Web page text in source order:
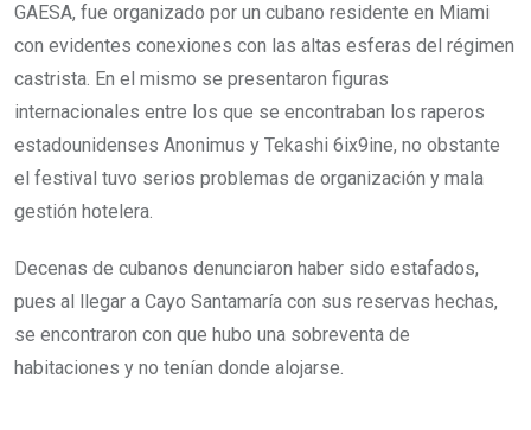
GAESA, fue organizado por un cubano residente en Miami
con evidentes conexiones con las altas esferas del régimen
castrista. En el mismo se presentaron figuras
internacionales entre los que se encontraban los raperos
estadounidenses Anonimus y Tekashi 6ix9ine, no obstante
el festival tuvo serios problemas de organización y mala
gestión hotelera.
Decenas de cubanos denunciaron haber sido estafados,
pues al llegar a Cayo Santamaría con sus reservas hechas,
se encontraron con que hubo una sobreventa de
habitaciones y no tenían donde alojarse.